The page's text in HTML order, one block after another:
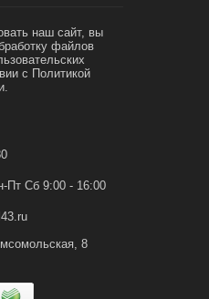
наш сайт, вы
файлов
с Политикой
Пт Сб 9:00 - 16:00
8